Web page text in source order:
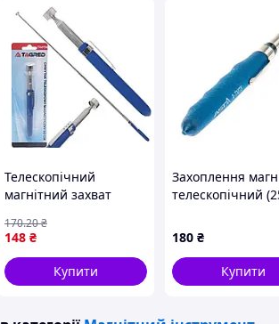
Телескопічний
магнітний захват
універсальний
інструмент для
підйому та
переміщення
148 ₴
170.20₴
Купити
Захоплення
телескопічний
180 ₴
Купити